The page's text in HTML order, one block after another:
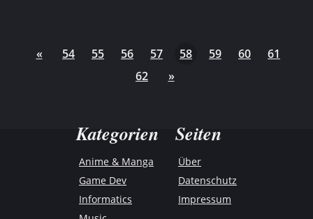
« 54 55 56 57 58 59 60
61
62
»
Kategorien
Anime & Manga
Game Dev
Informatics
Seiten
Über
Datenschutz
Impressum